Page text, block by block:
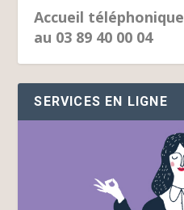
Accueil téléphonique
au 03 89 40 00 04
SERVICES EN LIGNE